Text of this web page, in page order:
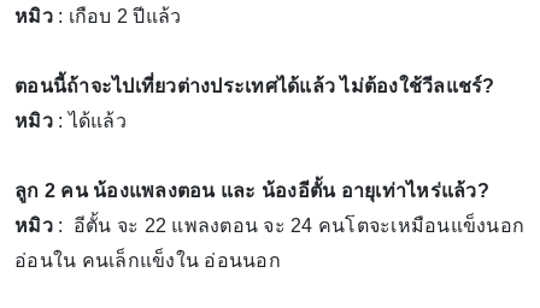
หมิว: เกือบ 2 ปีแล้ว
ตอนนี้ถ้าจะไปเที่ยวต่างประเทศได้แล้ว ไม่ต้องใช้วีลแชร์?
หมิว: ได้แล้ว
ลูก 2 คน น้องแพลงตอน และ น้องอีตั้น อายุเท่าไหร่แล้ว?
หมิว: อีตั้น จะ 22 แพลงตอน จะ 24 คนโตจะเหมือนแข็งนอก
อ่อนใน คนเล็กแข็งใน อ่อนนอก